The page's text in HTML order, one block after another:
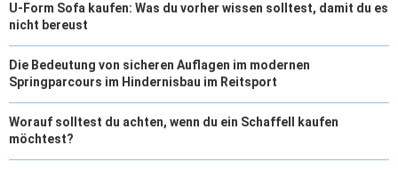
U-Form Sofa kaufen: Was du vorher wissen solltest, damit du es
nicht bereust
Die Bedeutung von sicheren Auflagen im modernen
Springparcours im Hindernisbau im Reitsport
Worauf solltest du achten, wenn du ein Schaffell kaufen
möchtest?